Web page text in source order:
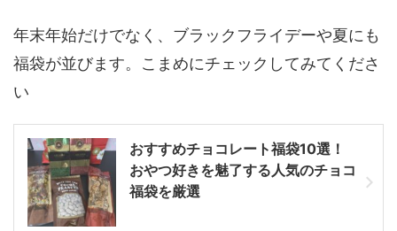
年末年始だけでなく、ブラックフライデーや夏にも
福袋が並びます。こまめにチェックしてみてくださ
い
おすすめチョコレート福袋10選！
おやつ好きを魅了する人気のチョコ
福袋を厳選